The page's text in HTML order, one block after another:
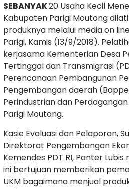
SEBANYAK20 Usaha Kecil
Kabupaten Parigi Moutong
produknya melalui media on
Parigi, Kamis (13/9/2018).
kerjasama Kementerian Desa
Tertinggal dan Transmigrasi
Perencanaan Pembangunan
Pengembangan daerah
Perindustrian dan
Parigi Moutong.
Kasie Evaluasi dan Pelaporan,
Direktorat Pengembangan
Kemendes PDT RI, Panter
ini bertujuan memberikan
UKM bagaimana menjual